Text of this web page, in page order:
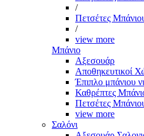
/
Πετσέτες
/
view more
Μπάνιο
Αξεσουάρ
Αποθηκευτικοί
Έπιπλο μπάνιου
Καθρέπτες
Πετσέτες
view more
Σαλόνι